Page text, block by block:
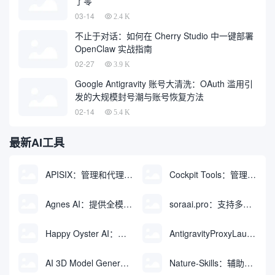
03-14 2.4 K
不止于对话：如何在 Cherry Studio 中一键部署
OpenClaw 实战指南
02-27 3.9 K
Google Antigravity 账号大清洗：OAuth 滥用引
发的大规模封号潮与账号恢复方法
02-14 5.4 K
最新AI工具
APISIX：管理和代理API及大模型流量的高性能网关 Cockpit Tools：管理多个AI编程IDE账号与配置多开独立实例的本地桌面应用
Agnes AI：提供全模态模型免费API、支持图文视频生成与复杂工程执行的智能体平台 soraai.pro：支持多模型文字转视频和图像生成的在线创作工具
Happy Oyster AI：生成可交互式3D虚拟世界与视频的大模型 AntigravityProxyLauncher：免TUN全局代理使用Antigravity IDE
AI 3D Model Generator：通过文本和图像快速生成3D模型的在线工具 Nature-Skills：辅助撰写学术论文和绘制科研图表的智能体插件